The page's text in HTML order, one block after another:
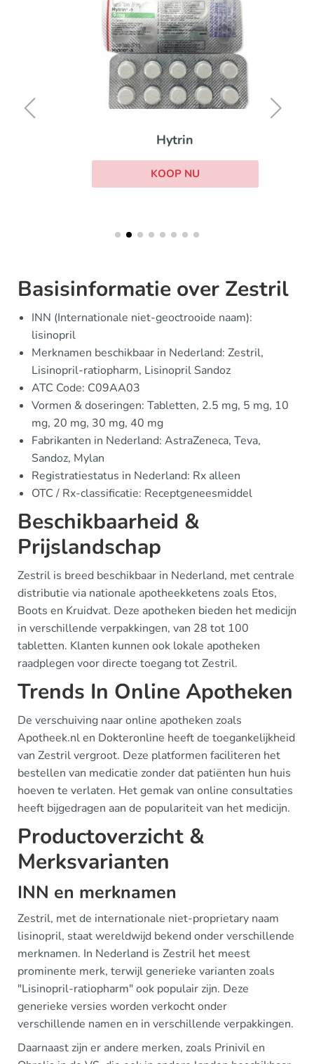
Hytrin
KOOP NU
Basisinformatie over Zestril
INN (Internationale niet-geoctrooide naam):
lisinopril
Merknamen beschikbaar in Nederland: Zestril,
Lisinopril-ratiopharm, Lisinopril Sandoz
ATC Code: C09AA03
Vormen & doseringen: Tabletten, 2.5 mg, 5 mg, 10
mg, 20 mg, 30 mg, 40 mg
Fabrikanten in Nederland: AstraZeneca, Teva,
Sandoz, Mylan
Registratiestatus in Nederland: Rx alleen
OTC / Rx-classificatie: Receptgeneesmiddel
Beschikbaarheid &
Prijslandschap
Zestril is breed beschikbaar in Nederland, met centrale
distributie via nationale apotheekketens zoals Etos,
Boots en Kruidvat. Deze apotheken bieden het medicijn
in verschillende verpakkingen, van 28 tot 100
tabletten. Klanten kunnen ook lokale apotheken
raadplegen voor directe toegang tot Zestril.
Trends In Online Apotheken
De verschuiving naar online apotheken zoals
Apotheek.nl en Dokteronline heeft de toegankelijkheid
van Zestril vergroot. Deze platformen faciliteren het
bestellen van medicatie zonder dat patiënten hun huis
hoeven te verlaten. Het gemak van online consultaties
heeft bijgedragen aan de populariteit van het medicijn.
Productoverzicht &
Merksvarianten
INN en merknamen
Zestril, met de internationale niet-proprietary naam
lisinopril, staat wereldwijd bekend onder verschillende
merknamen. In Nederland is Zestril het meest
prominente merk, terwijl generieke varianten zoals
"Lisinopril-ratiopharm" ook populair zijn. Deze
generieke versies worden verkocht onder
verschillende namen en in verschillende verpakkingen.
Daarnaast zijn er andere merken, zoals Prinivil en